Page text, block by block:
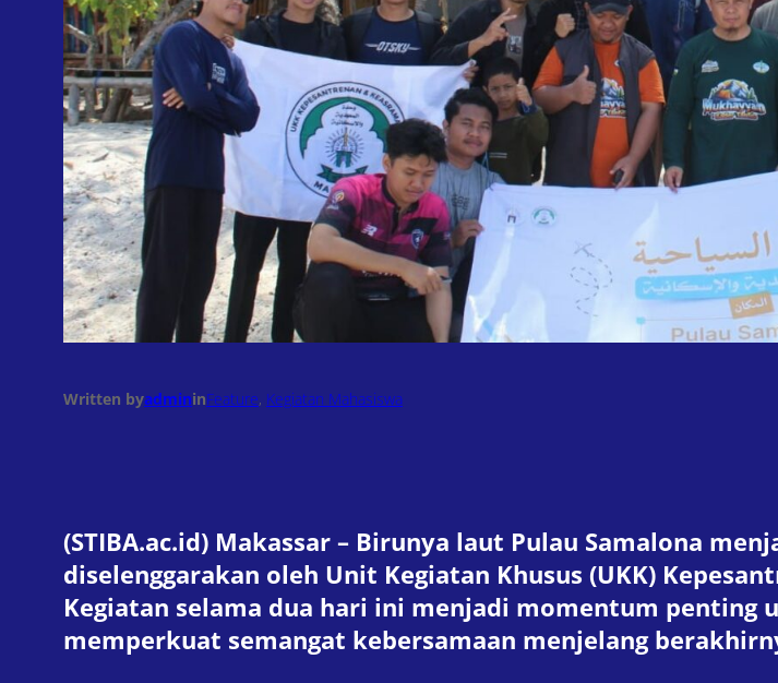
Written byadmininFeature, Kegiatan Mahasiswa
(STIBA.ac.id) Makassar – Birunya laut Pulau Samalona
diselenggarakan oleh Unit Kegiatan Khusus (UKK)
Kegiatan selama dua hari ini menjadi momentum
memperkuat semangat kebersamaan menjelang